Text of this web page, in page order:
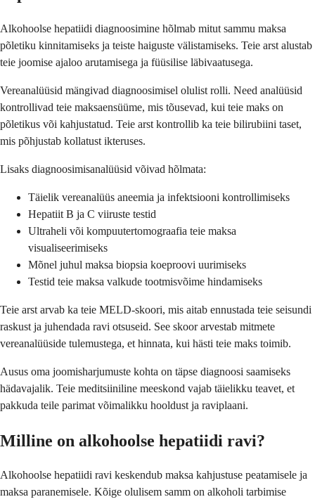
Alkohoolse hepatiidi diagnoosimine hõlmab mitut sammu maksa
põletiku kinnitamiseks ja teiste haiguste välistamiseks. Teie arst alustab
teie joomise ajaloo arutamisega ja füüsilise läbivaatusega.
Vereanalüüsid mängivad diagnoosimisel olulist rolli. Need analüüsid
kontrollivad teie maksaensüüme, mis tõusevad, kui teie maks on
põletikus või kahjustatud. Teie arst kontrollib ka teie bilirubiini taset,
mis põhjustab kollatust ikteruses.
Lisaks diagnoosimisanalüüsid võivad hõlmata:
Täielik vereanalüüs aneemia ja infektsiooni kontrollimiseks
Hepatiit B ja C viiruste testid
Ultraheli või kompuutertomograafia teie maksa
visualiseerimiseks
Mõnel juhul maksa biopsia koeproovi uurimiseks
Testid teie maksa valkude tootmisvõime hindamiseks
Teie arst arvab ka teie MELD-skoori, mis aitab ennustada teie seisundi
raskust ja juhendada ravi otsuseid. See skoor arvestab mitmete
vereanalüüside tulemustega, et hinnata, kui hästi teie maks toimib.
Ausus oma joomisharjumuste kohta on täpse diagnoosi saamiseks
hädavajalik. Teie meditsiiniline meeskond vajab täielikku teavet, et
pakkuda teile parimat võimalikku hooldust ja raviplaani.
Milline on alkohoolse hepatiidi ravi?
Alkohoolse hepatiidi ravi keskendub maksa kahjustuse peatamisele ja
maksa paranemisele. Kõige olulisem samm on alkoholi tarbimise